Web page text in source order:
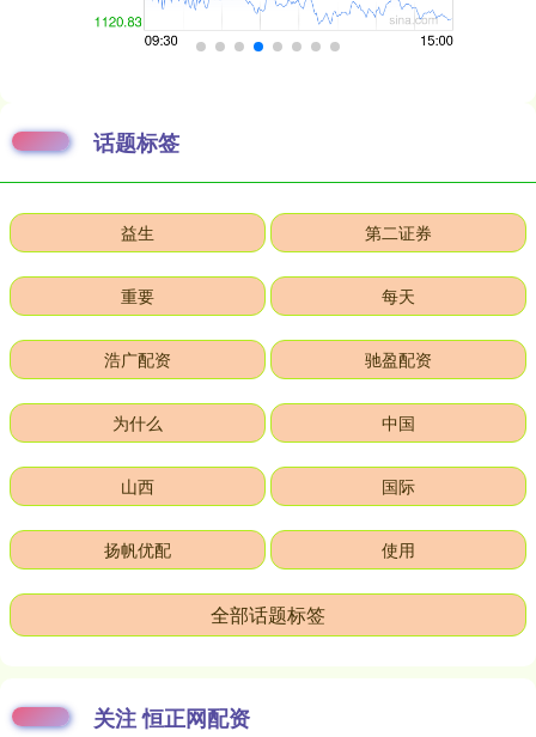
话题标签
益生 第二证券
重要 每天
浩广配资 驰盈配资
为什么 中国
山西 国际
扬帆优配 使用
全部话题标签
关注 恒正网配资